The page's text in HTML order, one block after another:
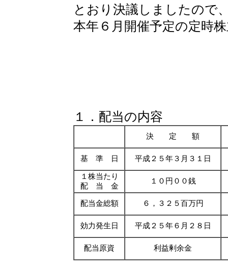
とおり決議しましたので
本年６月開催予定の定時
１．配当の内容
決 定 額
基 準 日 平成２５年３月３１日
１株当たり
配 当 金
１０円００銭
配当金総額 ６，３２５百万円
効力発生日 平成２５年６月２８日
配当原資 利益剰余金